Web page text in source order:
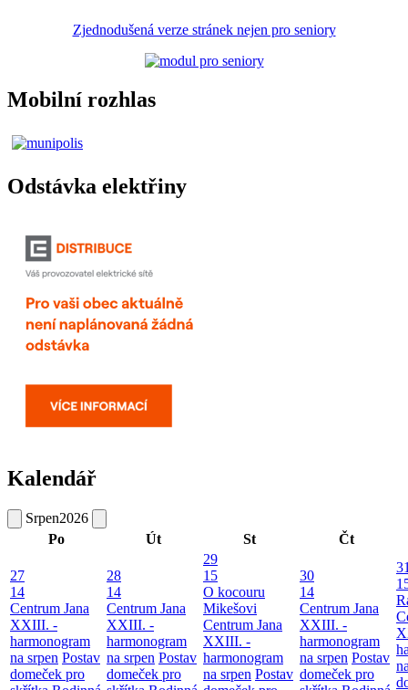
Zjednodušená verze stránek nejen pro seniory
Mobilní rozhlas
Odstávka elektřiny
Kalendář
Srpen2026
Po
Út St Čt
27
14
Centrum Jana
XXIII. -
harmonogram
na srpen Postav
domeček pro
28
14
Centrum Jana
XXIII. -
harmonogram
na srpen Postav
domeček pro
29
15
O kocouru
Mikešovi
Centrum Jana
XXIII. -
harmonogram
na srpen Postav
30
14
Centrum Jana
XXIII. -
harmonogram
na srpen Postav
domeček pro